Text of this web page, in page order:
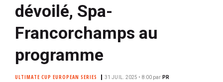
dévoilé, Spa-
Francorchamps au
programme
ULTIMATE CUP EUROPEAN SERIES 31 JUIL. 2025 • 8:00 par PR